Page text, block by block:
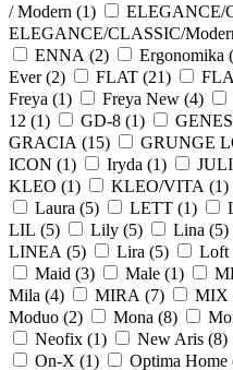
/ Modern (1) ELEGANCE/
ELEGANCE/CLASSIC/
ENNA (2) Ergonomika (
Ever (2) FLAT (21)
Freya (1) Freya New (4)
12 (1) GD-8 (1)
GRACIA (15) GRUNGE
ICON (1) Iryda (1)
KLEO (1) KLEO/VITA (1)
Laura (5) LETT (1)
LIL (5) Lily (5) Lina (5)
LINEA (5) Lira (5) Loft
Maid (3) Male (1)
Mila (4) MIRA (7) MIX
Moduo (2) Mona (8)
Neofix (1) New Aris (8)
On-X (1) Optima Home